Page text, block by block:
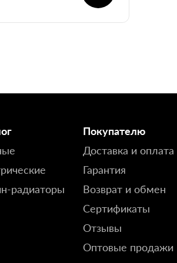
радиаторы
Покупателю
Доставка и оплата
Гарантия
Возврат и обмен
Сертификаты
Отзывы
Оптовые продажи